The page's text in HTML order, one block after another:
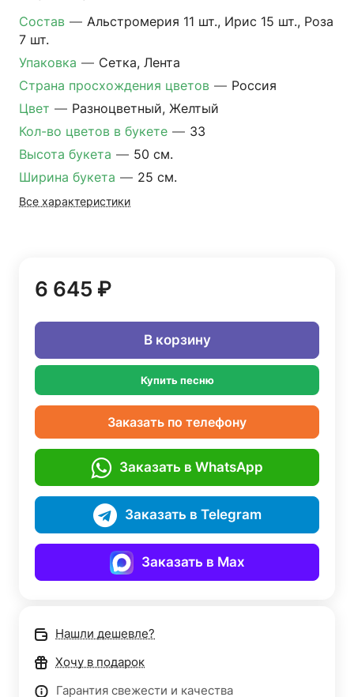
Состав — Альстромерия 11 шт., Ирис 15 шт., Роза
7 шт.
Упаковка — Сетка, Лента
Страна просхождения цветов — Россия
Цвет — Разноцветный, Желтый
Кол-во цветов в букете — 33
Высота букета — 50 см.
Ширина букета — 25 см.
Все характеристики
6 645 ₽
В корзину
Купить песню
Заказать по телефону
Заказать в WhatsApp
Заказать в Telegram
Заказать в Max
Нашли дешевле?
Хочу в подарок
Гарантия свежести и качества